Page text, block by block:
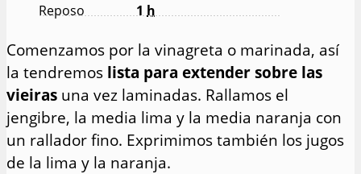
Reposo
1 h
Comenzamos por la vinagreta o marinada, así
la tendremos lista para extender sobre las
vieiras una vez laminadas. Rallamos el
jengibre, la media lima y la media naranja con
un rallador fino. Exprimimos también los jugos
de la lima y la naranja.